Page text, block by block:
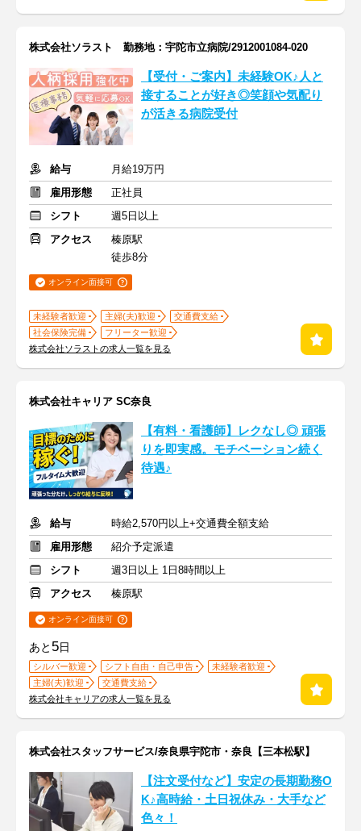
株式会社ソラスト 勤務地：宇陀市立病院/2912001084-020
【受付・ご案内】未経験OK♪人と
接することが好き◎笑顔や気配り
が活きる病院受付
給与
月給19万円
雇用形態
正社員
シフト
週5日以上
アクセス
榛原駅
徒歩8分
オンライン面接可
未経験者歓迎 主婦(夫)歓迎
交通費支給
社会保険完備
フリーター歓迎
株式会社ソラストの求人一覧を見る
株式会社キャリア SC奈良
【有料・看護師】レクなし◎ 頑張
りを即実感。モチベーション続く
待遇♪
給与
時給2,570円以上+交通費全額支給
雇用形態
紹介予定派遣
シフト
週3日以上 1日8時間以上
アクセス
榛原駅
オンライン面接可
あと 5日
シルバー歓迎 シフト自由・自己申告
未経験者歓迎
主婦(夫)歓迎
交通費支給
株式会社キャリアの求人一覧を見る
株式会社スタッフサービス/奈良県宇陀市・奈良【三本松駅】
【注文受付など】安定の長期勤務O
K♪高時給・土日祝休み・大手など
色々！